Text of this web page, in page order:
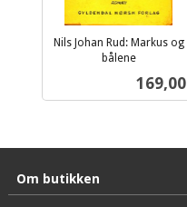
Nils Johan Rud: Markus og
bålene
Pris
169,00
Om butikken